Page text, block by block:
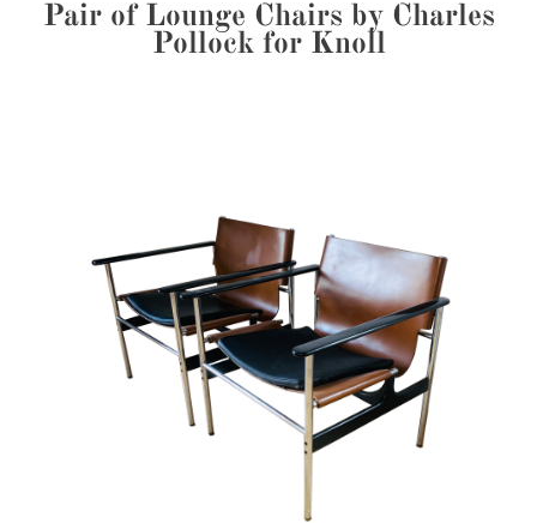
Pair of Lounge Chairs by Charles
Pollock for Knoll